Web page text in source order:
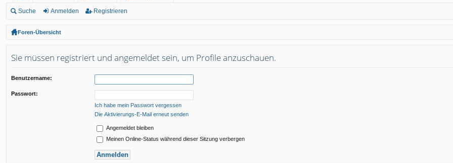
ch
ne
llz
ug
Suche Anmelden Registrieren
Foren-Übersicht
Sie müssen registriert und angemeldet sein, um Profile anzuschauen.
Benutzername:
Passwort:
Ich habe mein Passwort vergessen
Die Aktivierungs-E-Mail erneut senden
Angemeldet bleiben
Meinen Online-Status während dieser Sitzung verbergen